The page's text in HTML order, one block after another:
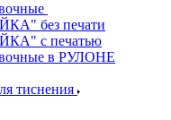
без печати
с печатью
в РУЛОНЕ
тиснения